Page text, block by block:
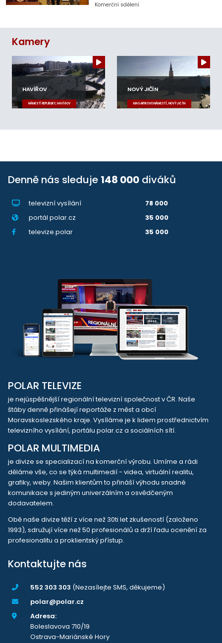
Komerční sdělení
Kamery
HAVÍŘOV
NÁMĚSTÍ REPUBLIKY, HAVÍŘOV
NOVÝ JIČÍN
MASARYKOVO NÁMĚSTÍ, NOVÝ JIČÍN
Denně nás sleduje 148 000 diváků
televizní vysílání
78 000
portál polar.cz
35 000
televize.polar
35 000
POLAR TELEVIZE
je nejúspěšnější regionální televizní společnost v ČR. Naše
štáby denně přinášejí reportáže z měst a obcí
Moravskoslezského kraje. Vysíláme je k lidem prostřednictvím
televizního vysílání, portálu polar.cz a sociálních sítí.
POLAR MULTIMEDIA
je divize se specializací na komerční výrobu. Umíme a rádi
děláme vše, co se týká multimedií - videa, virtuální realitu,
grafiky, weby. Našim klientům to přináší výhodu snadné
komunikace s jediným univerzálním a osvědčeným
dodavatelem.
Obě naše divize těží z více než 30ti let zkušeností (založeno
1993), sdružují více než 50 profesionálů a drží řadu ocenění za
profesionalitu a proklientský přístup.
Kontaktujte nás
552 303 303 (Nezasílejte SMS, děkujeme)
polar@polar.cz
Adresa:
Boleslavova 710/19
Ostrava-Mariánské Hory